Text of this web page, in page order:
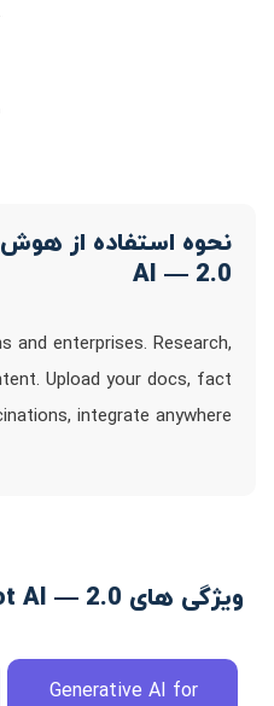
AI — 2.0
and enterprises. Research,
Upload your docs, fact
integrate anywhere
ویژگی های LongShot AI — 2.0
Generative AI for